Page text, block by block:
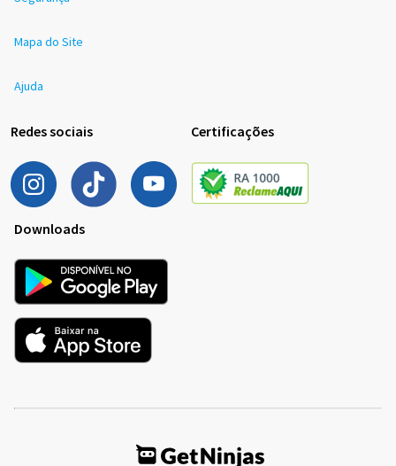
Mapa do Site
Ajuda
Redes sociais Certificações
Downloads